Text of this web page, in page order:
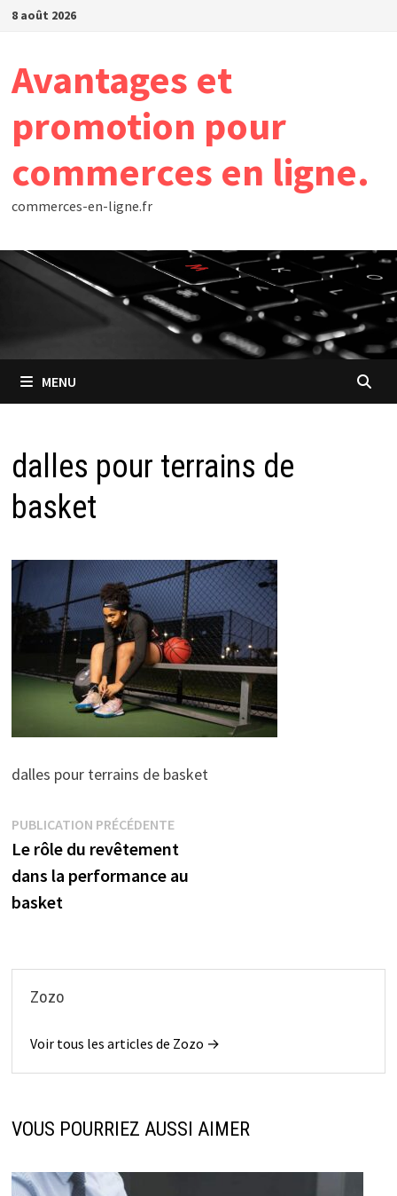
Passer
8 août 2026
Avantages et
promotion pour
commerces en ligne.
commerces-en-ligne.fr
MENU
dalles pour terrains de
basket
dalles pour terrains de basket
Navigation
de
l’article
PUBLICATION PRÉCÉDENTEPublication
précédente :
Le rôle du revêtement
dans la performance au
basket
Zozo
Voir tous les articles de Zozo →
VOUS POURRIEZ AUSSI AIMER